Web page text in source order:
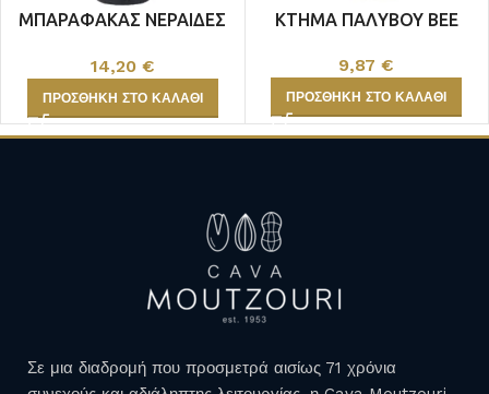
ΜΠΑΡΑΦΑΚΑΣ ΝΕΡΑΙΔΕΣ
14,20 €
ΠΡΟΣΘΉΚΗ ΣΤΟ ΚΑΛΆΘΙ
ΚΤΗΜΑ ΠΑΛΥΒΟΥ BEE
9,87€
ΠΡΟΣΘΉΚΗ ΣΤΟ ΚΑΛΆΘΙ
Σε μια διαδρομή που προσμετρά αισίως 71 χρόνια